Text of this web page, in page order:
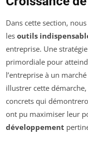
Dans cette section,
les outils
entreprise. Une
primordiale pour
l’entreprise à un
illustrer cette
concrets qui
ont pu maximiser leur
développement